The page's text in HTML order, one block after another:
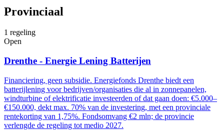
Provinciaal
1 regeling
Open
Drenthe - Energie Lening Batterijen
Financiering, geen subsidie. Energiefonds Drenthe biedt een
batterijlening voor bedrijven/organisaties die al in zonnepanelen,
windturbine of elektrificatie investeerden of dat gaan doen: €5.000–
€150.000, dekt max. 70% van de investering, met een provinciale
rentekorting van 1,75%. Fondsomvang €2 mln; de provincie
verlengde de regeling tot medio 2027.